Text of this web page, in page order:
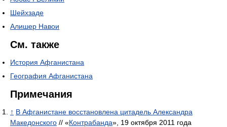
Шейхзаде
Алишер Навои
См. также
История Афганистана
География Афганистана
Примечания
↑ В Афганистане восстановлена цитадель Александра
Македонского // «Контрабанда», 19 октября 2011 года